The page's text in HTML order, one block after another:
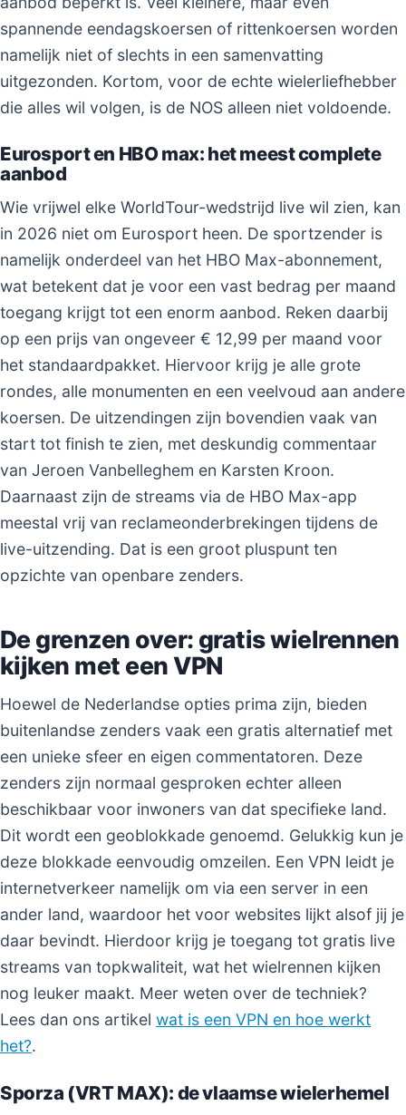
spannende eendagskoersen of rittenkoersen worden
namelijk niet of slechts in een samenvatting
uitgezonden. Kortom, voor de echte wielerliefhebber
die alles wil volgen, is de NOS alleen niet voldoende.
Eurosport en HBO max: het meest complete
aanbod
Wie vrijwel elke WorldTour-wedstrijd live wil zien, kan
in 2026 niet om Eurosport heen. De sportzender is
namelijk onderdeel van het HBO Max-abonnement,
wat betekent dat je voor een vast bedrag per maand
toegang krijgt tot een enorm aanbod. Reken daarbij
op een prijs van ongeveer € 12,99 per maand voor
het standaardpakket. Hiervoor krijg je alle grote
rondes, alle monumenten en een veelvoud aan andere
koersen. De uitzendingen zijn bovendien vaak van
start tot finish te zien, met deskundig commentaar
van Jeroen Vanbelleghem en Karsten Kroon.
Daarnaast zijn de streams via de HBO Max-app
meestal vrij van reclameonderbrekingen tijdens de
live-uitzending. Dat is een groot pluspunt ten
opzichte van openbare zenders.
De grenzen over: gratis wielrennen
kijken met een VPN
Hoewel de Nederlandse opties prima zijn, bieden
buitenlandse zenders vaak een gratis alternatief met
een unieke sfeer en eigen commentatoren. Deze
zenders zijn normaal gesproken echter alleen
beschikbaar voor inwoners van dat specifieke land.
Dit wordt een geoblokkade genoemd. Gelukkig kun je
deze blokkade eenvoudig omzeilen. Een VPN leidt je
internetverkeer namelijk om via een server in een
ander land, waardoor het voor websites lijkt alsof jij je
daar bevindt. Hierdoor krijg je toegang tot gratis live
streams van topkwaliteit, wat het wielrennen kijken
nog leuker maakt. Meer weten over de techniek?
Lees dan ons artikel wat is een VPN en hoe werkt
het?.
Sporza (VRT MAX): de vlaamse wielerhemel